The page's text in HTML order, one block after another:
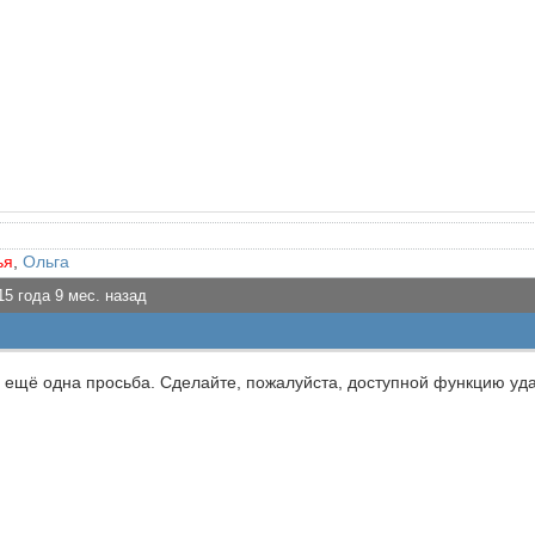
Ольга
года 9 мес. назад
одна просьба. Сделайте, пожалуйста, доступной функцию